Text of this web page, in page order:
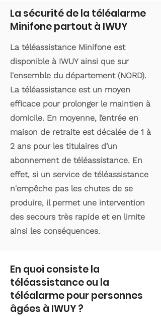
La sécurité de la téléalarme
Minifone partout à IWUY
La téléassistance Minifone est
disponible à IWUY ainsi que sur
l'ensemble du département (NORD).
La téléassistance est un moyen
efficace pour prolonger le maintien à
domicile. En moyenne, l’entrée en
maison de retraite est décalée de 1 à
2 ans pour les titulaires d’un
abonnement de téléassistance. En
effet, si un service de téléassistance
n'empêche pas les chutes de se
produire, il permet une intervention
des secours très rapide et en limite
ainsi les conséquences.
En quoi consiste la
téléassistance ou la
téléalarme pour personnes
âgées à IWUY ?